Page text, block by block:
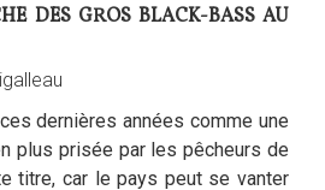
DES GROS BLACK-BASS AU
dernières années comme une
plus prisée par les pêcheurs de
titre, car le pays peut se vanter